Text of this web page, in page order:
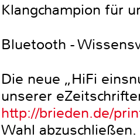
Klangchampion für
Bluetooth -
Die neue „HiFi
unserer
http://brieden.de/
Wahl abzuschließen.